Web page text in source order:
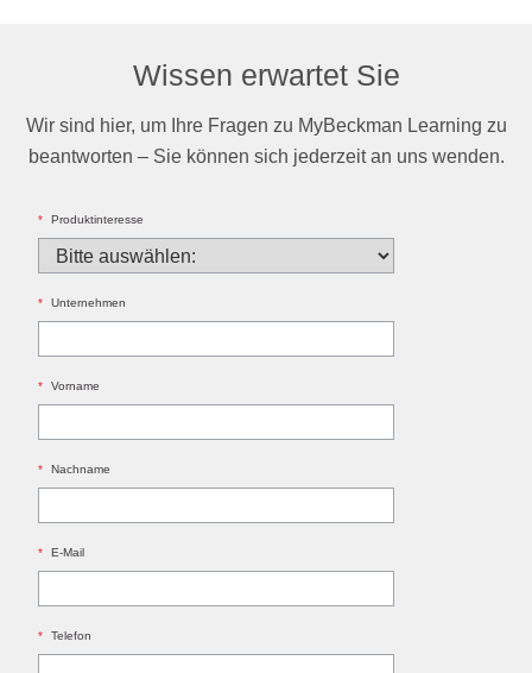
Wissen erwartet Sie
Wir sind hier, um Ihre Fragen zu MyBeckman Learning zu
beantworten – Sie können sich jederzeit an uns wenden.
* Produktinteresse
* Unternehmen
* Vorname
* Nachname
* E-Mail
* Telefon